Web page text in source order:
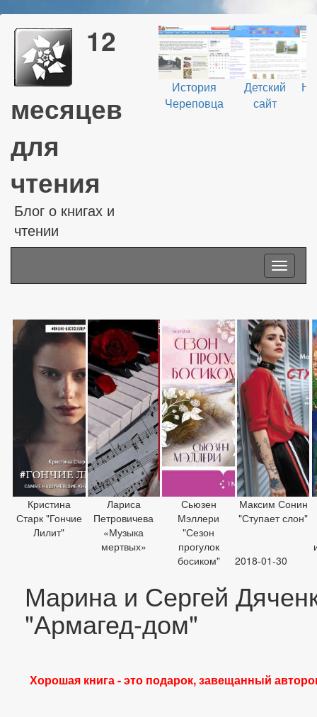
12
месяцев
для
чтения
Блог о книгах и
чтении
История
Череповца
Детский
сайт
Toggle
Кристина
Старк "Гончие
Лилит"
Лариса
Петровичева
«Музыка
мертвых»
Сьюзен
Мэллери
"Сезон
прогулок
босиком"
Максим Сонин
"Ступает слон"
2018-01-30
Марина и Сергей
"Армагед-дом"
Хорошая книга - это подарок, завещанный